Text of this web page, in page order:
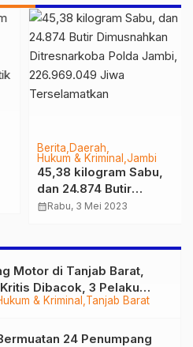
Berita Daerah
Hukum & Kriminal Jambi
45,38 kilogram Sabu,
dan 24.874 Butir
Dimusnahkan
Jiwa Terselamatkan
calendar_monthRabu, 3 Mei 2023
& Kriminal Tanjab Barat
Motor di Tanjab Barat,
Dibacok, 3 Pelaku
24 Penumpang